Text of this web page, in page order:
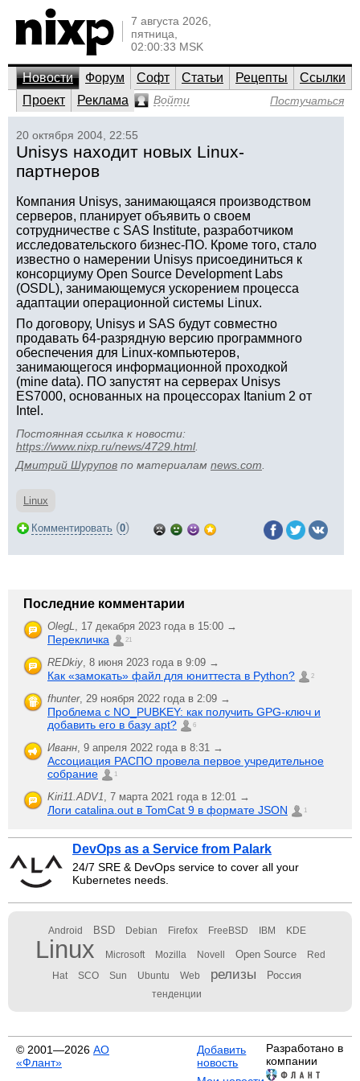
7 августа 2026,
пятница,
02:00:33 MSK
Новости Форум Софт Статьи Рецепты
Ссылки
Проект
Реклама Войти Постучаться
20 октября 2004, 22:55
Unisys находит новых Linux-
партнеров
Компания Unisys, занимающаяся производством
серверов, планирует объявить о своем
сотрудничестве с SAS Institute, разработчиком
исследовательского бизнес-ПО. Кроме того, стало
известно о намерении Unisys присоединиться к
консорциуму Open Source Development Labs
(OSDL), занимающемуся ускорением процесса
адаптации операционной системы Linux.
По договору, Unisys и SAS будут совместно
продавать 64-разрядную версию программного
обеспечения для Linux-компьютеров,
занимающегося информационной проходкой
(mine data). ПО запустят на серверах Unisys
ES7000, основанных на процессорах Itanium 2 от
Intel.
Постоянная ссылка к новости:
https://www.nixp.ru/news/4729.html.
Дмитрий Шурупов по материалам news.com
Linux
Комментировать (0)
Последние комментарии
OlegL, 17 декабря 2023 года в 15:00 →
Перекличка 21
REDkiy, 8 июня 2023 года в 9:09 →
Как «замокать» файл для юниттеста в Python? 2
fhunter, 29 ноября 2022 года в 2:09 →
Проблема с NO_PUBKEY: как получить GPG-ключ и
добавить его в базу apt?
6
Иванн, 9 апреля 2022 года в 8:31 →
Ассоциация РАСПО провела первое учредительное
собрание
1
Kiri11.ADV1, 7 марта 2021 года в 12:01 →
Логи catalina.out в TomCat 9 в формате JSON 1
DevOps as a Service from Palark
24/7 SRE & DevOps service to cover all your
Kubernetes needs.
Android BSD Debian Firefox FreeBSD IBM KDE
Linux Microsoft Mozilla Novell Open Source Red
Hat SCO Sun Ubuntu Web релизы Россия
тенденции
© 2001—2026 АО
«Флант»
Добавить
новость
Разработано в
компании